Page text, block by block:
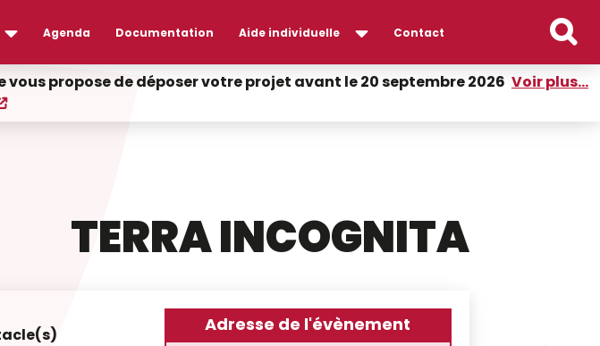
Agenda Documentation Aide individuelle Contact
vous propose de déposer votre projet avant le 20 septembre 2026 Voir plus...
TERRA INCOGNITA
Adresse de l'évènement